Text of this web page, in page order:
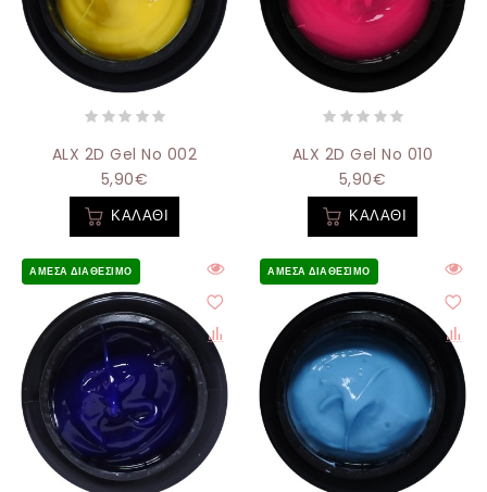
ALX 2D Gel No 002
5,90€
ΚΑΛΆΘΙ
ALX 2D Gel No 010
5,90€
ΚΑΛΆΘΙ
ΆΜΕΣΑ ΔΙΑΘΈΣΙΜΟ ΆΜΕΣΑ ΔΙΑΘΈΣΙΜΟ